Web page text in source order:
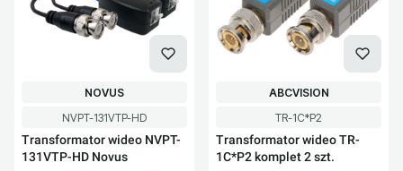
Kod produktu
NVPT-131VTP-HD
Transformator wideo NVPT-
131VTP-HD Novus
PRODUCENT
NOVUS
Kod produktu
TR-1C*P2
Transformator wideo TR-
1C*P2 komplet 2 szt.
PRODUCENT
ABCVISION